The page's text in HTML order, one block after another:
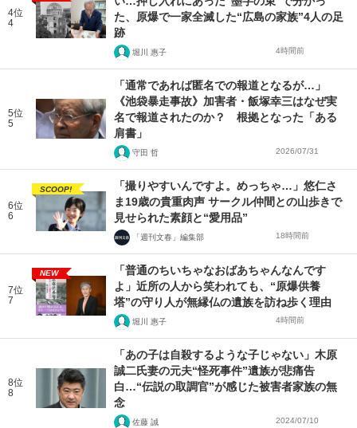
4位
4
た、原爆で一家全滅した“広島の家族”4人の足
跡
堀川 惠子 4時間前
5位
5
「通常であれば匿名での報道となるが…」
《池袋暴走事故》加害者・飯塚幸三はなぜ実
名で報道されたのか？ 根拠となった「ある
肩書」
守田 哲 2026/07/31
6位
6
SCOOP!
「撮りやすいんですよ。めっちゃ…」悠仁さ
ま19歳の貴重肉声 サークル仲間との山歩きで
見せられた素顔と“愛用品”
「週刊文春」編集部 18時間前
7位
7
NEW
「普通のちいちゃなおばあちゃんなんです
よ」近所の人から笑われても、“原爆供養
塔”の守り人が無縁仏の遺族を訪ね歩く理由
堀川 惠子 4時間前
8位
8
「あの子は自殺するような子じゃない」木原
誠二氏妻の元夫“怪死事件”遺族が悲痛告
白…“伝説の取調官”が感じた被害者家族の無
念
佐藤 誠 2024/07/10